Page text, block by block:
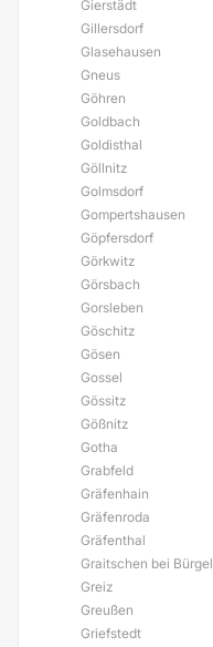
Gierstädt
Gillersdorf
Glasehausen
Gneus
Göhren
Goldbach
Goldisthal
Göllnitz
Golmsdorf
Gompertshausen
Göpfersdorf
Görkwitz
Görsbach
Gorsleben
Göschitz
Gösen
Gossel
Gössitz
Gößnitz
Gotha
Grabfeld
Gräfenhain
Gräfenroda
Gräfenthal
Graitschen bei Bürgel
Greiz
Greußen
Griefstedt